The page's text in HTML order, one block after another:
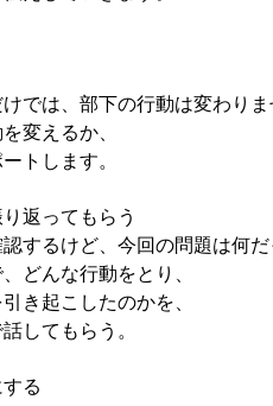
では、部下の行動は変わりま
変えるか、
トします。
返ってもらう
するけど、今回の問題は何だ
どんな行動をとり、
き起こしたのかを、
してもらう。
る